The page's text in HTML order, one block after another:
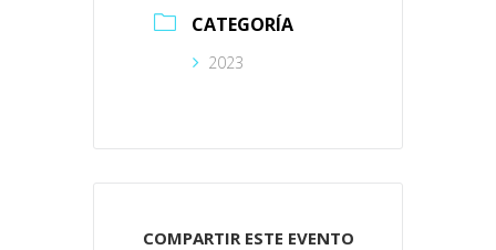
CATEGORÍA
2023
COMPARTIR ESTE EVENTO